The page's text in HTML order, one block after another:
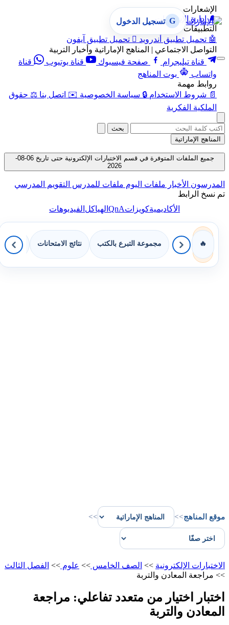
الإشعارات
🔔 إدارة الإشعارات
التطبيقات
🤖 تحميل تطبيق أندرويد  تحميل تطبيق آيفون
التواصل الاجتماعي | المناهج الإماراتية وأخبار التربية
قناة تيليجرام
صفحة فيسبوك قناة يوتيوب
قناة
واتساب
بوت المناهج
روابط مهمة
📄 شروط الاستخدام 🔒 سياسة الخصوصية ✉️ اتصل بنا ⚖️ حقوق
الملكية الفكرية
G تسجيل الدخول
بحث
المناهج الإماراتية
جميع الملفات المتوفرة في قسم الاختبارات الإلكترونية حتى تاريخ 06-08-
2026
المدرسون الأخبار ملفات اليوم ملفات للمدرس التقويم المدرسي
تم نسخ الرابط
الأكاديميةكويزاتQnAالهياكل الفيديوهات
🔥 مجموعة التبرع بالكتب نتائج الامتحانات
موقع المناهج>>
>>
الاختبارات الإلكترونية >> الصف الخامس >> علوم >> الفصل الثالث
>> مراجعة المعادن والتربة
اختبار اختيار من متعدد تفاعلي: مراجعة
المعادن والتربة